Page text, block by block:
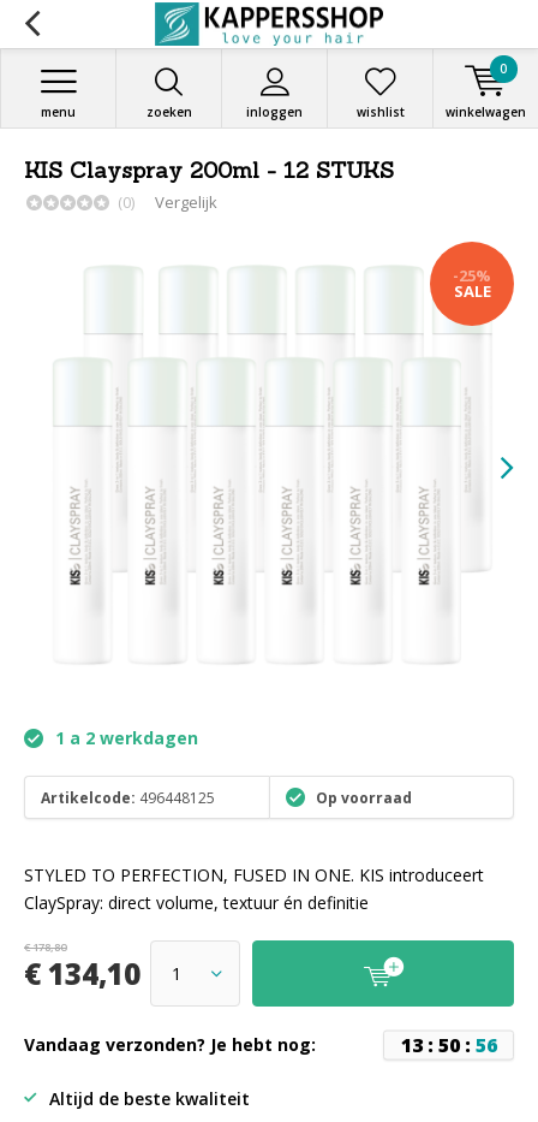
zoeken inloggen
menu wishlist winkelwagen
0
KIS Clayspray 200ml - 12 STUKS
(0) Vergelijk
-25%
SALE
1 a 2 werkdagen
Artikelcode: 496448125 Op voorraad
STYLED TO PERFECTION, FUSED IN ONE. KIS introduceert
ClaySpray: direct volume, textuur én definitie
€ 178,80
€ 134,10
Vandaag verzonden? Je hebt nog: 13: 50: 55
Altijd de beste kwaliteit